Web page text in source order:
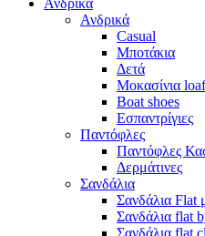
Ανδρικά
Ανδρικά
Casual
Μποτάκια
Δετά
Μοκασίνια
Boat shoes
Εσπαντρίγιες
Παντόφλες
Παντόφλες
Δερμάτινες
Σανδάλια
Σανδάλια Flat
Σανδάλια flat